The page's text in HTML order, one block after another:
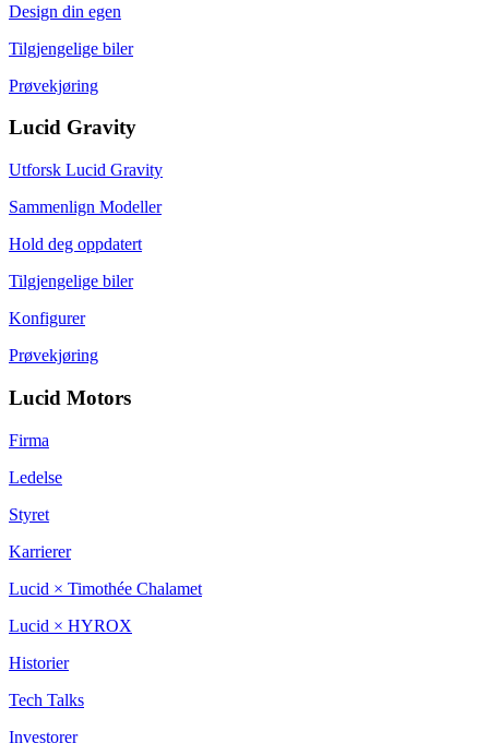
Design din egen
Tilgjengelige biler
Prøvekjøring
Lucid Gravity
Utforsk Lucid Gravity
Sammenlign Modeller
Hold deg oppdatert
Tilgjengelige biler
Konfigurer
Prøvekjøring
Lucid Motors
Firma
Ledelse
Styret
Karrierer
Lucid × Timothée Chalamet
Lucid × HYROX
Historier
Tech Talks
Investorer